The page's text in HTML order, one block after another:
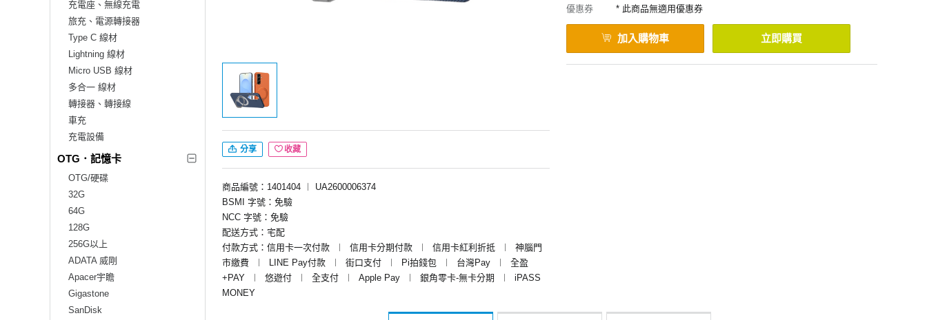
充電座、無線充電
旅充、電源轉接器
Type C 線材
Lightning 線材
Micro USB 線材
多合一 線材
轉接器、轉接線
車充
充電設備
OTG．記憶卡
OTG/硬碟
32G
64G
128G
256G以上
ADATA 威剛
Apacer宇瞻
Gigastone
SanDisk
分享 收藏
商品編號：1401404 ︱
UA2600006374
BSMI 字號：免驗
NCC 字號：免驗
配送方式：宅配
付款方式：信用卡一次付款
︱ 信用卡分期付款 ︱ 信用卡紅利折抵 ︱
神腦門
市繳費
︱ LINE Pay付款 ︱ 街口支付 ︱ Pi拍錢包 ︱ 台灣Pay ︱
全盈
+PAY
︱ 悠遊付 ︱ 全支付 ︱ Apple Pay ︱ 銀角零卡-無卡分期 ︱
iPASS
MONEY
優惠券 * 此商品無適用優惠券
加入購物車 立即購買